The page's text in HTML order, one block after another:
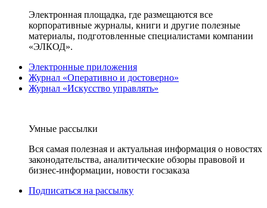
Электронная площадка, где размещаются все
корпоративные журналы, книги и другие полезные
материалы, подготовленные специалистами компании
«ЭЛКОД».
Электронные приложения
Журнал «Оперативно и достоверно»
Журнал «Искусство управлять»
Умные рассылки
Вся самая полезная и актуальная информация о новостях
законодательства, аналитические обзоры правовой и
бизнес-информации, новости госзаказа
Подписаться на рассылку